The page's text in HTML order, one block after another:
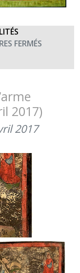
FERMÉS
GEORGES,
(23
2017)
2017